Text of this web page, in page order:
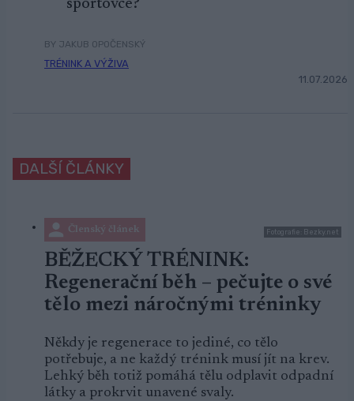
sportovce?
BY JAKUB OPOČENSKÝ
TRÉNINK A VÝŽIVA
11.07.2026
DALŠÍ ČLÁNKY
Členský článek Fotografie: Bezky.net
BĚŽECKÝ TRÉNINK:
Regenerační běh – pečujte o své
tělo mezi náročnými tréninky
Někdy je regenerace to jediné, co tělo
potřebuje, a ne každý trénink musí jít na krev.
Lehký běh totiž pomáhá tělu odplavit odpadní
látky a prokrvit unavené svaly.